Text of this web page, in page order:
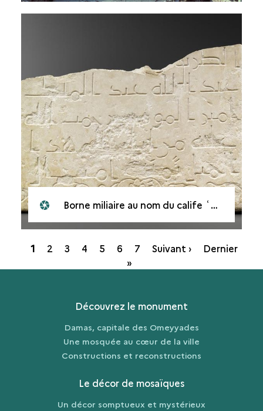
Borne miliaire au nom du calife ʿAbd al-Mâlik
Pagination
Page
1 Page
2 Page
3 Page
4 Page
5 Page
6 Page
7 Suivant ›
Dernier
»
Découvrez le monument
Damas, capitale des Omeyyades
Une mosquée au cœur de la ville
Constructions et reconstructions
Le décor de mosaïques
Un décor somptueux et mystérieux